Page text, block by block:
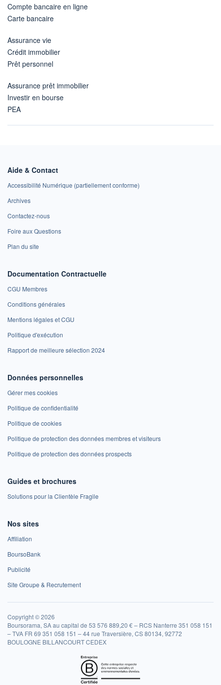
Compte bancaire en ligne
Carte bancaire
Assurance vie
Crédit immobilier
Prêt personnel
Assurance prêt immobilier
Investir en bourse
PEA
Aide & Contact
Accessibilité Numérique (partiellement conforme)
Archives
Contactez-nous
Foire aux Questions
Plan du site
Documentation Contractuelle
CGU Membres
Conditions générales
Mentions légales et CGU
Politique d'exécution
Rapport de meilleure sélection 2024
Données personnelles
Gérer mes cookies
Politique de confidentialité
Politique de cookies
Politique de protection des données membres et visiteurs
Politique de protection des données prospects
Guides et brochures
Solutions pour la Clientèle Fragile
Nos sites
Affiliation
BoursoBank
Publicité
Site Groupe & Recrutement
Copyright © 2026
Boursorama, SA au capital de 53 576 889,20 € – RCS Nanterre 351 058 151
– TVA FR 69 351 058 151 – 44 rue Traversière, CS 80134, 92772
BOULOGNE BILLANCOURT CEDEX